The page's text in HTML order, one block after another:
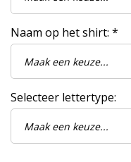
Naam op het shirt: *
Selecteer lettertype: